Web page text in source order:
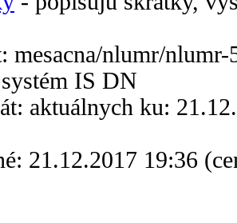
mesacna/nlumr/
IS DN
aktuálnych ku:
21.12.2017 19:36